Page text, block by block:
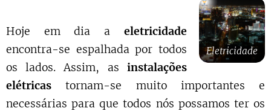
Eletricidade
Hoje em dia a eletricidade
encontra-se espalhada por todos
os lados. Assim, as instalações
elétricas tornam-se muito importantes e
necessárias para que todos nós possamos ter os